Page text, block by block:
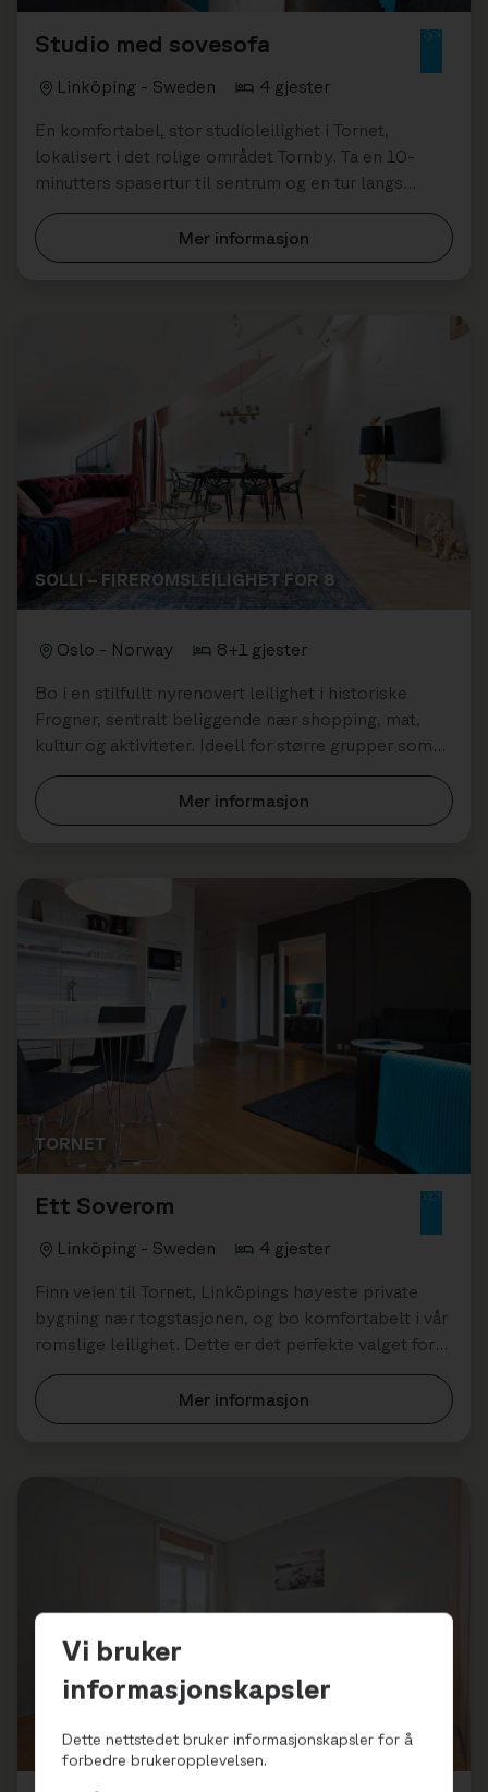
Studio med sovesofa
Linköping - Sweden 4 gjester
En komfortabel, stor studioleilighet i Tornet,
lokalisert i det rolige området Tornby. Ta en 10-
minutters spasertur til sentrum og en tur langs
Stångån. Gratis parkering og nær...
Mer informasjon
SOLLI – FIREROMSLEILIGHET FOR 8
Oslo - Norway 8+1 gjester
Bo i en stilfullt nyrenovert leilighet i historiske
Frogner, sentralt beliggende nær shopping, mat,
kultur og aktiviteter. Ideell for større grupper som
ønsker å bo komfortab...
Mer informasjon
TORNET
Ett Soverom
Linköping - Sweden 4 gjester
Finn veien til Tornet, Linköpings høyeste private
bygning nær togstasjonen, og bo komfortabelt i vår
romslige leilighet. Dette er det perfekte valget for
én til fire gje...
Mer informasjon
SOLSIDEN – TOROMSLEILIGHET FOR 4
Vi bruker
informasjonskapsler
Dette nettstedet bruker informasjonskapsler for å
forbedre brukeropplevelsen.